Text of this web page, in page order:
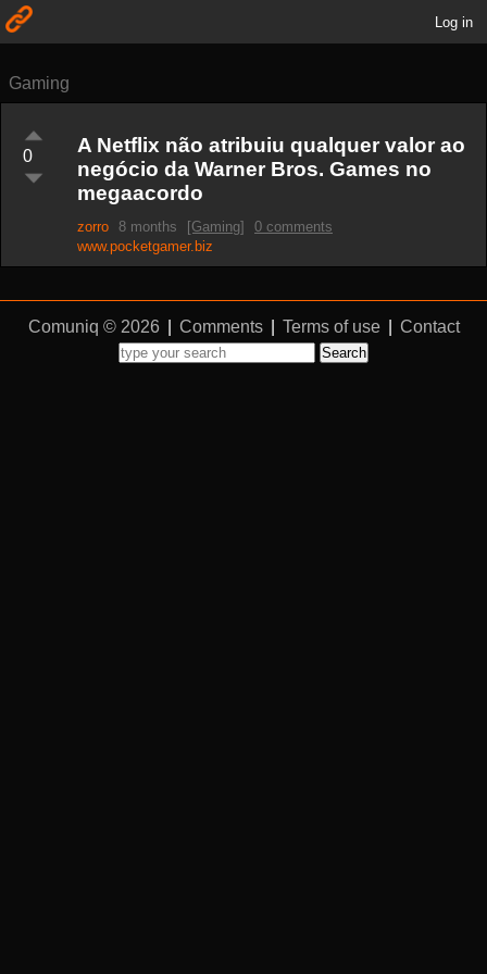
Log in
Gaming
0
A Netflix não atribuiu qualquer valor ao
negócio da Warner Bros. Games no
megaacordo
zorro 8 months [Gaming]
0 comments
www.pocketgamer.biz
Comuniq © 2026 Comments Terms of use Contact
Search